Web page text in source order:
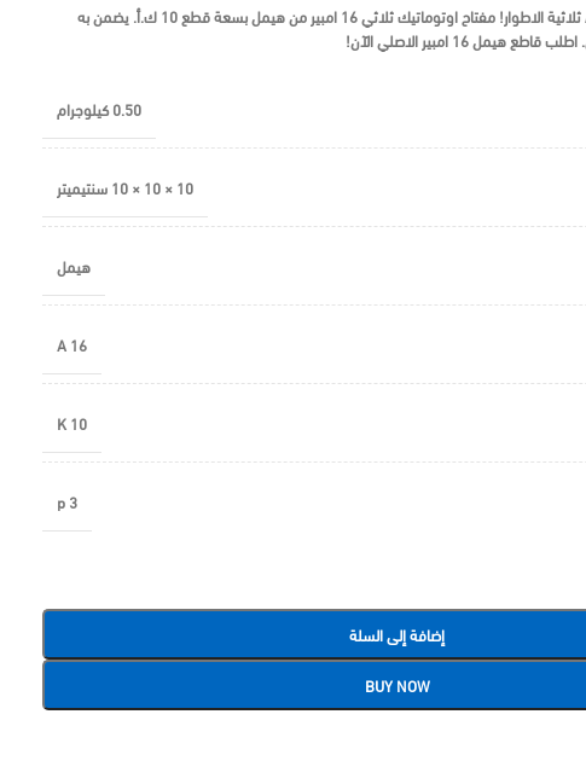
الاطوار!مفتاح اوتوماتيك ثلاثي 16 امبير منهيمل
بسعة قطع 10 ك.أ. يضمن به
اطلب قاطع هيمل 16 امبير الاصلي الآن!
0.50 كيلوجرام
10 × 10 × 10 سنتيميتر
هيمل
16 A
10 K
3 p
إضافة إلى السلة
BUY NOW